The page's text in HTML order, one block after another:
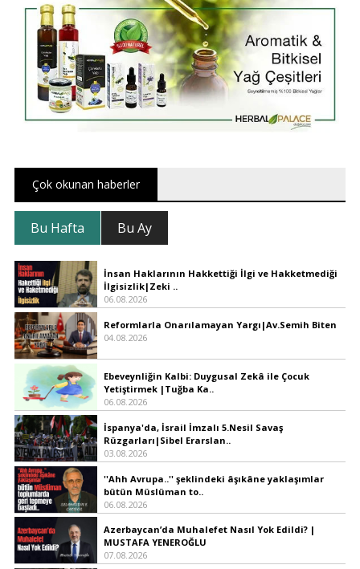
Çok okunan haberler
Bu Hafta Bu Ay
İnsan Haklarının Hakkettiği İlgi ve Hakketmediği
İlgisizlik|Zeki ..
06.08.2026
Reformlarla Onarılamayan Yargı|Av.Semih Biten
04.08.2026
Ebeveynliğin Kalbi: Duygusal Zekâ ile Çocuk
Yetiştirmek |Tuğba Ka..
06.08.2026
İspanya'da, İsrail İmzalı 5.Nesil Savaş
Rüzgarları|Sibel Erarslan..
03.08.2026
''Ahh Avrupa..'' şeklindeki âşıkâne yaklaşımlar
bütün Müslüman to..
06.08.2026
Azerbaycan’da Muhalefet Nasıl Yok Edildi? |
MUSTAFA YENEROĞLU
07.08.2026